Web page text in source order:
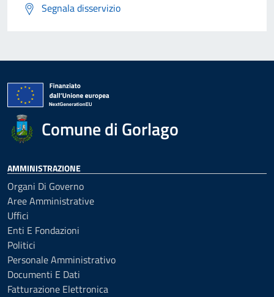
Segnala disservizio
Comune di Gorlago
AMMINISTRAZIONE
Organi Di Governo
Aree Amministrative
Uffici
Enti E Fondazioni
Politici
Personale Amministrativo
Documenti E Dati
Fatturazione Elettronica